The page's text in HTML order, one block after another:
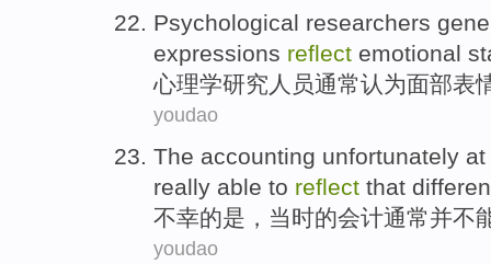
Psychological researchers
expressions reflect emotional
心理学研究人员通常认为面部表
youdao
The accounting unfortunately at
really able to reflect that
不幸的是， 当时的会计通常并不
youdao